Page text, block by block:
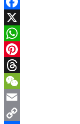
Facebook
X
WhatsApp
Pinterest
Threads
WeChat
Email